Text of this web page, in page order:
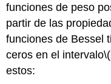
funciones de peso
partir de las
funciones de Bessel
ceros en el intervalo
estos: